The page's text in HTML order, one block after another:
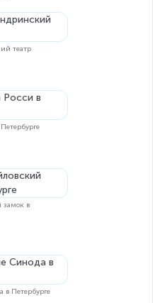
театр
замок в
в Петербурге